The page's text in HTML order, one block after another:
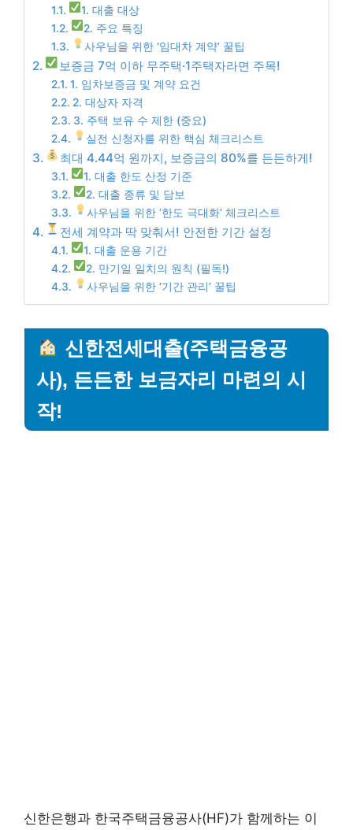
1. 대출 대상
2. 주요 특징
사우님을 위한 ‘임대차 계약’ 꿀팁
보증금 7억 이하 무주택·1주택자라면 주목!
1. 임차보증금 및 계약 요건
2. 대상자 자격
3. 주택 보유 수 제한 (중요)
실전 신청자를 위한 핵심 체크리스트
최대 4.44억 원까지, 보증금의 80%를 든든하게!
1. 대출 한도 산정 기준
2. 대출 종류 및 담보
사우님을 위한 ‘한도 극대화’ 체크리스트
전세 계약과 딱 맞춰서! 안전한 기간 설정
1. 대출 운용 기간
2. 만기일 일치의 원칙 (필독!)
사우님을 위한 ‘기간 관리’ 꿀팁
신한전세대출(주택금융공
사), 든든한 보금자리 마련의 시
작!
신한은행과 한국주택금융공사(HF)가 함께하는 이